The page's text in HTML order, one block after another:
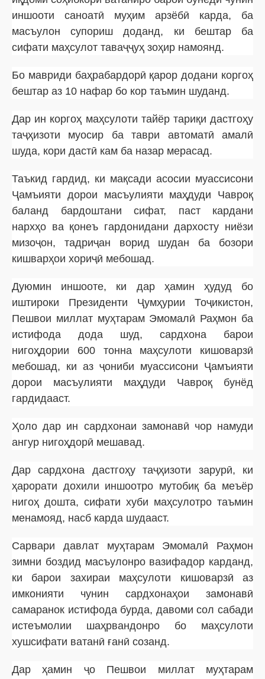
иншооти саноатӣ муҳим арзёбӣ карда, ба
масъулон супориш доданд, ки бештар ба
сифати маҳсулот таваҷҷуҳ зоҳир намоянд.
Бо мавриди баҳрабардорӣ қарор додани коргоҳ
бештар аз 10 нафар бо кор таъмин шуданд.
Дар ин коргоҳ маҳсулоти тайёр тариқи дастгоҳу
таҷҳизоти муосир ба таври автоматӣ амалӣ
шуда, кори дастӣ кам ба назар мерасад.
Таъкид гардид, ки мақсади асосии муассисони
Ҷамъияти дорои масъулияти маҳдуди Чавроқ
баланд бардоштани сифат, паст кардани
нархҳо ва қонеъ гардонидани дархосту ниёзи
мизоҷон, тадриҷан ворид шудан ба бозори
кишварҳои хориҷӣ мебошад.
Дуюмин иншооте, ки дар ҳамин ҳудуд бо
иштироки Президенти Ҷумҳурии Тоҷикистон,
Пешвои миллат муҳтарам Эмомалӣ Раҳмон ба
истифода дода шуд, сардхона барои
нигоҳдории 600 тонна маҳсулоти кишоварзӣ
мебошад, ки аз ҷониби муассисони Ҷамъияти
дорои масъулияти маҳдуди Чавроқ бунёд
гардидааст.
Ҳоло дар ин сардхонаи замонавӣ чор намуди
ангур нигоҳдорӣ мешавад.
Дар сардхона дастгоҳу таҷҳизоти зарурӣ, ки
ҳарорати дохили иншоотро мутобиқ ба меъёр
нигоҳ дошта, сифати хуби маҳсулотро таъмин
менамояд, насб карда шудааст.
Сарвари давлат муҳтарам Эмомалӣ Раҳмон
зимни боздид масъулонро вазифадор карданд,
ки барои захираи маҳсулоти кишоварзӣ аз
имконияти чунин сардхонаҳои замонавӣ
самаранок истифода бурда, давоми сол сабади
истеъмолии шаҳрвандонро бо маҳсулоти
хушсифати ватанӣ ғанӣ созанд.
Дар ҳамин ҷо Пешвои миллат муҳтарам